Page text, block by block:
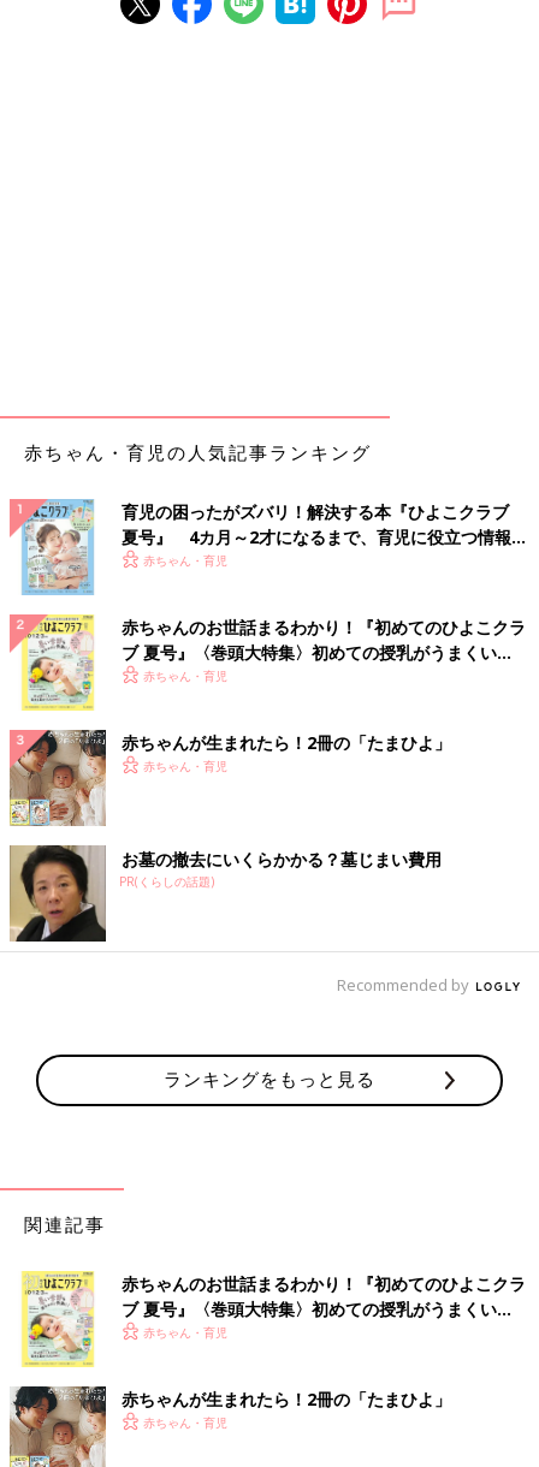
赤ちゃん・育児の人気記事ランキング
育児の困ったがズバリ！解決する本『ひよこクラブ
夏号』 4カ月～2才になるまで、育児に役立つ情報が
いっぱい！
赤ちゃん・育児
赤ちゃんのお世話まるわかり！『初めてのひよこクラ
ブ 夏号』〈巻頭大特集〉初めての授乳がうまくい
く！ おっぱい・ミルクの基本と夏のトラブル 解決テ
赤ちゃん・育児
赤ちゃんが生まれたら！2冊の「たまひよ」
赤ちゃん・育児
お墓の撤去にいくらかかる？墓じまい費用
PR(くらしの話題)
Recommended by
ランキングをもっと見る
関連記事
赤ちゃんのお世話まるわかり！『初めてのひよこクラ
ブ 夏号』〈巻頭大特集〉初めての授乳がうまくい
く！ おっぱい・ミルクの基本と夏のトラブル 解決テ
赤ちゃん・育児
赤ちゃんが生まれたら！2冊の「たまひよ」
赤ちゃん・育児